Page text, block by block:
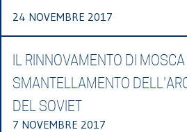
24 NOVEMBRE 2017
IL RINNOVAMENTO DI
SMANTELLAMENTO
DEL SOVIET
7 NOVEMBRE 2017